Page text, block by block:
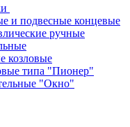
и подвесные концевые
ручные
козловые
типа "Пионер"
"Окно"